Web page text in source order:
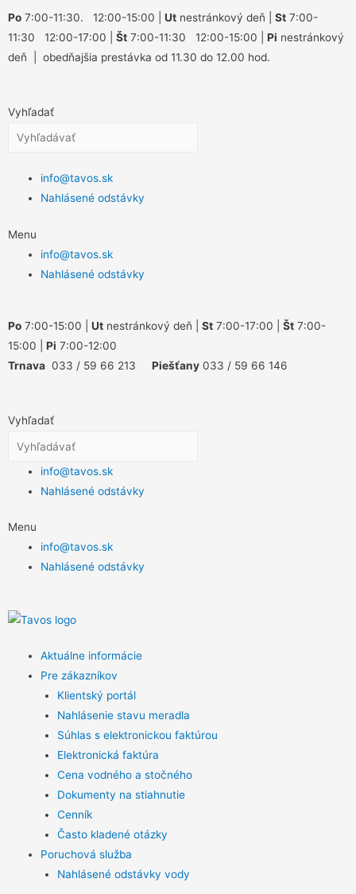
Po 7:00-11:30. 12:00-15:00 | Ut nestránkový deň | St 7:00-
11:30 12:00-17:00 | Št 7:00-11:30 12:00-15:00 | Pi nestránkový
deň | obedňajšia prestávka od 11.30 do 12.00 hod.
Vyhľadať
info@tavos.sk
Nahlásené odstávky
Menu
info@tavos.sk
Nahlásené odstávky
Po 7:00-15:00 | Ut nestránkový deň | St 7:00-17:00 | Št 7:00-
15:00 | Pi 7:00-12:00
Trnava 033 / 59 66 213 Piešťany 033 / 59 66 146
Vyhľadať
info@tavos.sk
Nahlásené odstávky
Menu
info@tavos.sk
Nahlásené odstávky
Aktuálne informácie
Pre zákazníkov
Klientský portál
Nahlásenie stavu meradla
Súhlas s elektronickou faktúrou
Elektronická faktúra
Cena vodného a stočného
Dokumenty na stiahnutie
Cenník
Často kladené otázky
Poruchová služba
Nahlásené odstávky vody